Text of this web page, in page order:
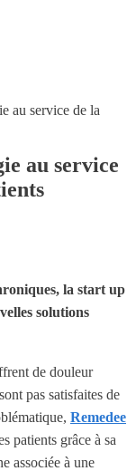
au service de la
au service
la start up
solutions
de douleur
pas satisfaites de
Remedee
patients grâce à sa
associée à une